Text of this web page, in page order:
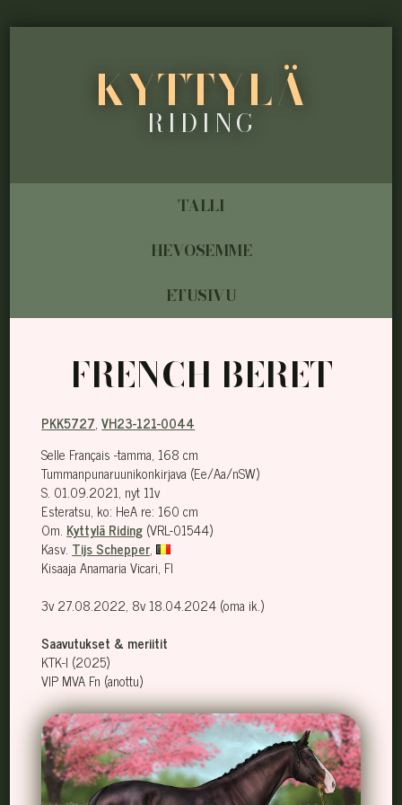
KYTTYLÄ
RIDING
TALLI
HEVOSEMME
ETUSIVU
FRENCH BERET
PKK5727,VH23-121-0044
Selle Français -tamma, 168 cm
Tummanpunaruunikonkirjava (Ee/Aa/nSW)
S. 01.09.2021, nyt 11v
Esteratsu, ko: HeA re: 160 cm
Om. Kyttylä Riding (VRL-01544)
Kasv. Tijs Schepper,
Kisaaja Anamaria Vicari, FI
3v 27.08.2022, 8v 18.04.2024 (oma ik.)
Saavutukset & meriitit
KTK-I (2025)
VIP MVA Fn (anottu)